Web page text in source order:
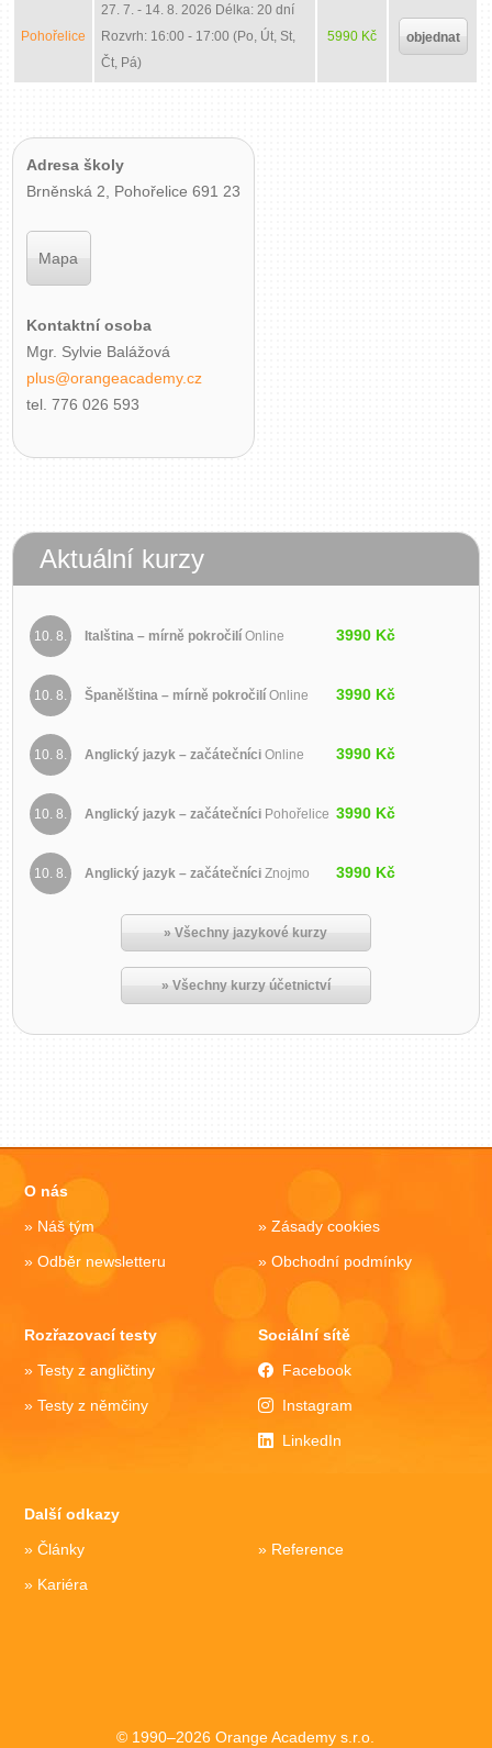
Pohořelice
27. 7. - 14. 8. 2026 Délka: 20 dní
Rozvrh: 16:00 - 17:00 (Po, Út, St,
Čt, Pá)
5990 Kč objednat
Adresa školy
Brněnská 2, Pohořelice 691 23
Mapa
Kontaktní osoba
Mgr. Sylvie Balážová
plus@orangeacademy.cz
tel. 776 026 593
Aktuální kurzy
10. 8. Italština – mírně pokročilíOnline 3990 Kč
10. 8. Španělština – mírně pokročilíOnline 3990 Kč
10. 8. Anglický jazyk – začátečníciOnline 3990 Kč
10. 8. Anglický jazyk – začátečníci Pohořelice 3990 Kč
10. 8. Anglický jazyk – začátečníciZnojmo 3990 Kč
» Všechny jazykové kurzy
» Všechny kurzy účetnictví
O nás
Náš tým
Odběr newsletteru
Zásady cookies
Obchodní podmínky
Rozřazovací testy
Testy z angličtiny
Testy z němčiny
Sociální sítě
Facebook
Instagram
LinkedIn
Další odkazy
Články
Kariéra
Reference
© 1990–2026 Orange Academy s.r.o.